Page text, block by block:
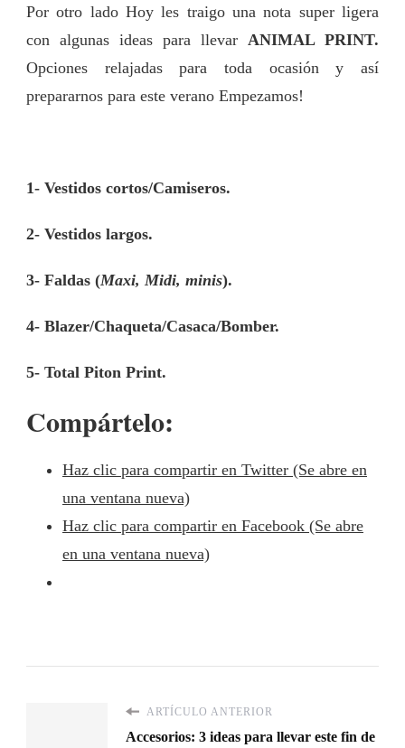
Por otro lado Hoy les traigo una nota super ligera
con algunas ideas para llevar ANIMAL PRINT.
Opciones relajadas para toda ocasión y así
prepararnos para este verano Empezamos!
1- Vestidos cortos/Camiseros.
2- Vestidos largos.
3- Faldas (Maxi, Midi, minis).
4- Blazer/Chaqueta/Casaca/Bomber.
5- Total Piton Print.
Compártelo:
Haz clic para compartir en Twitter (Se abre en
una ventana nueva)
Haz clic para compartir en Facebook (Se abre
en una ventana nueva)
ARTÍCULO ANTERIOR
Accesorios: 3 ideas para llevar este fin de